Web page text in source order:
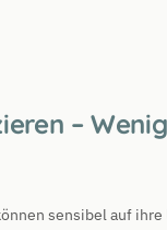
–
sensibel auf ihre